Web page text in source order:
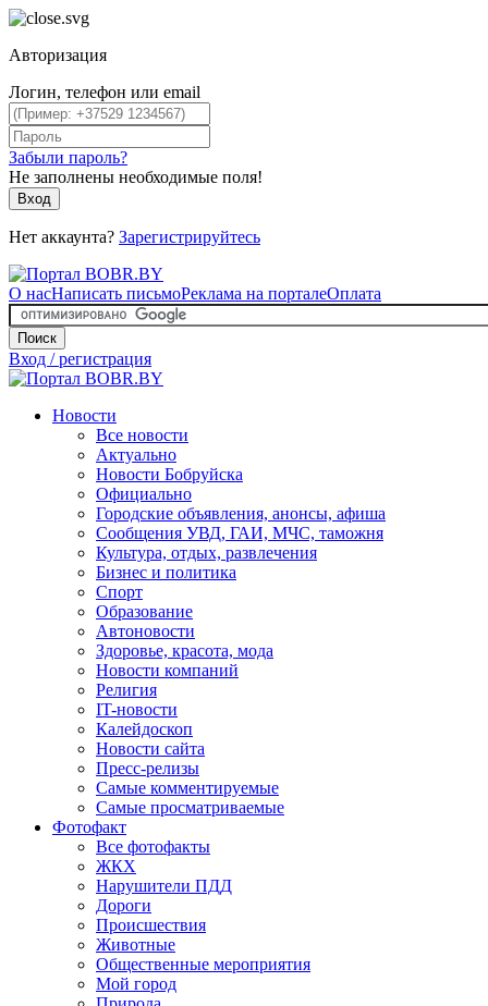
Авторизация
Логин, телефон или email
Забыли пароль?
Не заполнены необходимые поля!
Вход
Нет аккаунта? Зарегистрируйтесь
О насНаписать письмоРеклама на порталеОплата
Поиск
Вход / регистрация
Новости
Все новости
Актуально
Новости Бобруйска
Официально
Городские объявления, анонсы, афиша
Сообщения УВД, ГАИ, МЧС, таможня
Культура, отдых, развлечения
Бизнес и политика
Спорт
Образование
Автоновости
Здоровье, красота, мода
Новости компаний
Религия
IT-новости
Калейдоскоп
Новости сайта
Пресс-релизы
Самые комментируемые
Самые просматриваемые
Фотофакт
Все фотофакты
ЖКХ
Нарушители ПДД
Дороги
Происшествия
Животные
Общественные мероприятия
Мой город